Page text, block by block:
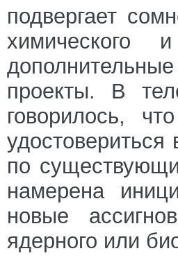
подвергает
химического
проекты. В
говорилось,
по
намерена
новые
ядерного или